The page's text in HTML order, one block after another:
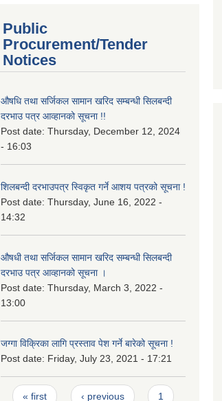
Public
Procurement/Tender
Notices
औषधि तथा सर्जिकल सामान खरिद सम्बन्धी सिलबन्दी
दरभाउ पत्र आव्हानको सूचना !!
Post date: Thursday, December 12, 2024
- 16:03
शिलबन्दी दरभाउपत्र स्विकृत गर्ने आशय पत्रको सूचना !
Post date: Thursday, June 16, 2022 -
14:32
औषधी तथा सर्जिकल सामान खरिद सम्बन्धी सिलबन्दी
दरभाउ पत्र आव्हानको सूचना ।
Post date: Thursday, March 3, 2022 -
13:00
जग्गा विक्रिका लागि प्रस्ताव पेश गर्ने बारेको सूचना !
Post date: Friday, July 23, 2021 - 17:21
Pages
« first ‹ previous 1